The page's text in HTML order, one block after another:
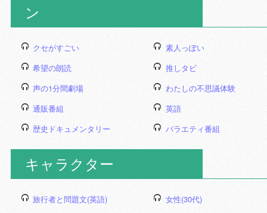
ン
クセがすごい
素人っぽい
希望の朗読
推しタビ
声の1分間劇場
わたしの不思議体験
通販番組
英語
歴史ドキュメンタリー
バラエティ番組
キャラクター
旅行者と問題文(英語)
女性(30代)